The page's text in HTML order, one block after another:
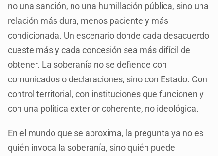
no una sanción, no una humillación pública, sino una
relación más dura, menos paciente y más
condicionada. Un escenario donde cada desacuerdo
cueste más y cada concesión sea más difícil de
obtener. La soberanía no se defiende con
comunicados o declaraciones, sino con Estado. Con
control territorial, con instituciones que funcionen y
con una política exterior coherente, no ideológica.
En el mundo que se aproxima, la pregunta ya no es
quién invoca la soberanía, sino quién puede